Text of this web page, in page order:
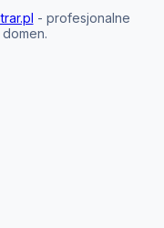
- profesjonalne